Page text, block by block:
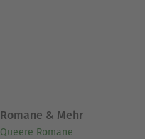
Romane & Mehr
Queere Romane